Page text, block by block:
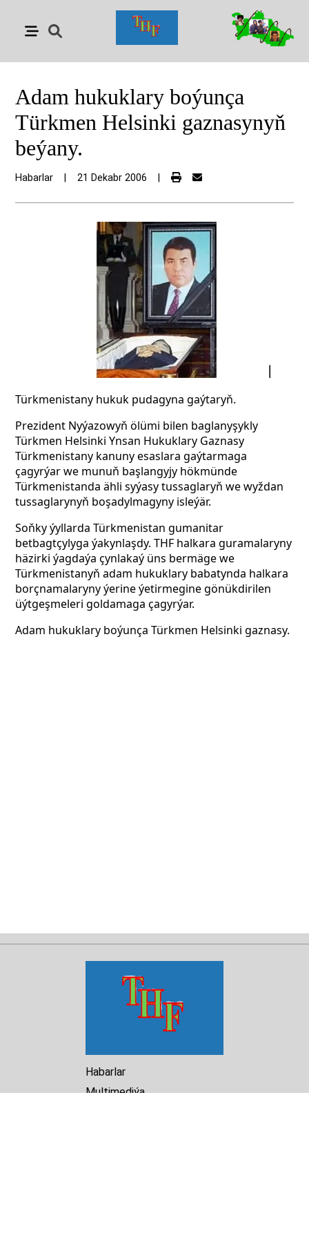
Adam hukuklary boýunça
Türkmen Helsinki gaznasynyň
beýany.
Habarlar 21 Dekabr 2006
Türkmenistany hukuk pudagyna gaýtaryň.
Prezident Nyýazowyň ölümi bilen baglanyşykly
Türkmen Helsinki Ynsan Hukuklary Gaznasy
Türkmenistany kanuny esaslara gaýtarmaga
çagyrýar we munuň başlangyjy hökmünde
Türkmenistanda ähli syýasy tussaglaryň we wyždan
tussaglarynyň boşadylmagyny isleýär.
Soňky ýyllarda Türkmenistan gumanitar
betbagtçylyga ýakynlaşdy. THF halkara guramalaryny
häzirki ýagdaýa çynlakaý üns bermäge we
Türkmenistanyň adam hukuklary babatynda halkara
borçnamalaryny ýerine ýetirmegine gönükdirilen
üýtgeşmeleri goldamaga çagyrýar.
Adam hukuklary boýunça Türkmen Helsinki gaznasy.
Habarlar
Multimediýa